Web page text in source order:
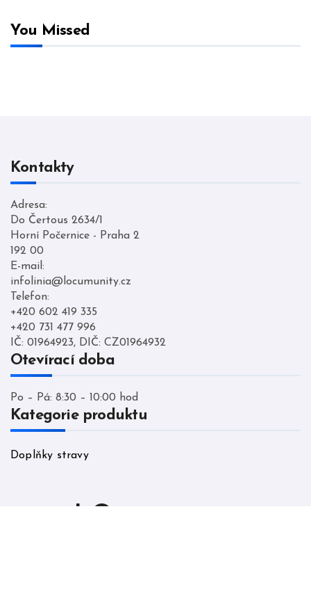
You Missed
Kontakty
Adresa:
Do Čertous 2634/1
Horní Počernice - Praha 2
192 00
E-mail:
infolinia@locumunity.cz
Telefon:
+420 602 419 335
+420 731 477 996
IČ: 01964923, DIČ: CZ01964932
Otevírací doba
Po – Pá: 8:30 – 10:00 hod
Kategorie produktu
Doplňky stravy